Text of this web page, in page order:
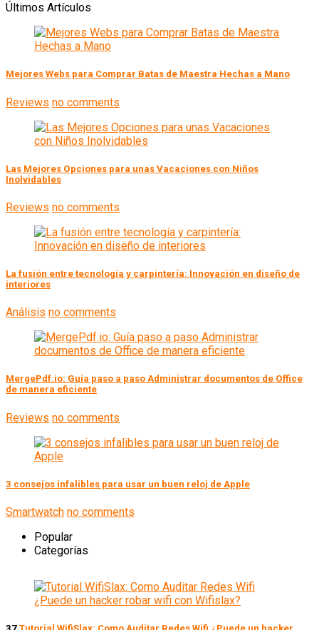
Últimos Artículos
Mejores Webs para Comprar Batas de Maestra Hechas a Mano
Reviews no comments
Las Mejores Opciones para unas Vacaciones con Niños
Inolvidables
Reviews no comments
La fusión entre tecnología y carpintería: Innovación en diseño de
interiores
Análisis no comments
MergePdf.io: Guía paso a paso Administrar documentos de Office
de manera eficiente
Reviews no comments
3 consejos infalibles para usar un buen reloj de Apple
Smartwatch no comments
Popular
Categorías